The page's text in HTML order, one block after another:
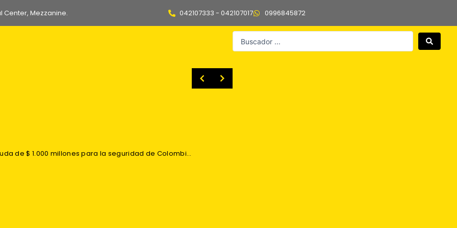
Center, Mezzanine. 042107333 - 042107017 0996845872
Daniel Noboa y Abelardo de la Espriella acuerdan impulsar mesas técnicas entre Ecuador y Colombia
Embajadora destaca acuerdo que otorga a Ecuador 3.000 cupos anuales para exportar vehículos a Argentina y bajar aranceles
Search